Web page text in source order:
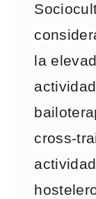
la
cross-